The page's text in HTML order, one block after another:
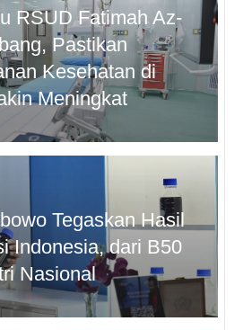
RSUD Fatimah Az-
Pastikan
Kesehatan di
Meningkat
Tegaskan Hasil
Indonesia, dari B50
Nasional